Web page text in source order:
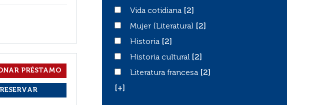
Vida cotidiana
Vida cotidiana
[2]
Mujer (Literatura)
Mujer (Literatura)
[2]
HistoriaHistoria
[2]
Historia cultural
Historia cultural
[2]
Literatura francesa
Literatura francesa
[2]
[+]